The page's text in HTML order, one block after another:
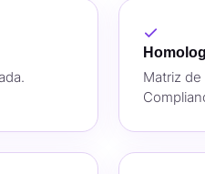
Matriz